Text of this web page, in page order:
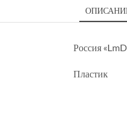
Россия
Пластик